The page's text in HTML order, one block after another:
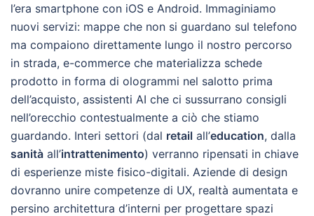
l’era smartphone con iOS e Android. Immaginiamo
nuovi servizi: mappe che non si guardano sul telefono
ma compaiono direttamente lungo il nostro percorso
in strada, e-commerce che materializza schede
prodotto in forma di ologrammi nel salotto prima
dell’acquisto, assistenti AI che ci sussurrano consigli
nell’orecchio contestualmente a ciò che stiamo
guardando. Interi settori (dal retail all’education, dalla
sanità all’intrattenimento) verranno ripensati in chiave
di esperienze miste fisico-digitali. Aziende di design
dovranno unire competenze di UX, realtà aumentata e
persino architettura d’interni per progettare spazi